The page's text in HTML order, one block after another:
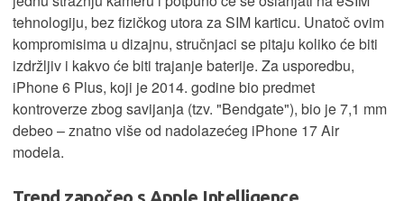
tehnologiju, bez fizičkog utora za SIM karticu. Unatoč ovim
kompromisima u dizajnu, stručnjaci se pitaju koliko će biti
izdržljiv i kakvo će biti trajanje baterije. Za usporedbu,
iPhone 6 Plus, koji je 2014. godine bio predmet
kontroverze zbog savijanja (tzv. "Bendgate"), bio je 7,1 mm
debeo – znatno više od nadolazećeg iPhone 17 Air
modela.
Trend započeo s Apple Intelligence